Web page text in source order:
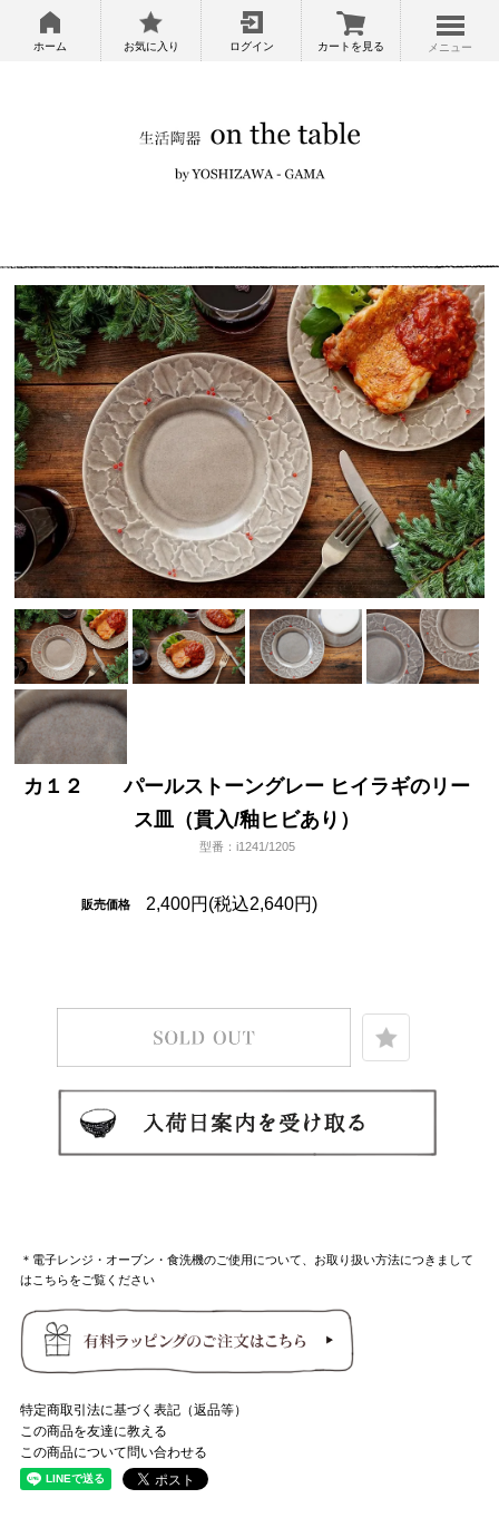
ホーム お気に入り ログイン カートを見る メニュー
カ１２ パールストーングレー ヒイラギのリー
ス皿（貫入/釉ヒビあり）
型番：i1241/1205
販売価格 2,400円(税込2,640円)
＊電子レンジ・オーブン・食洗機のご使用について、お取り扱い方法につきまして
はこちらをご覧ください
特定商取引法に基づく表記（返品等）
この商品を友達に教える
この商品について問い合わせる